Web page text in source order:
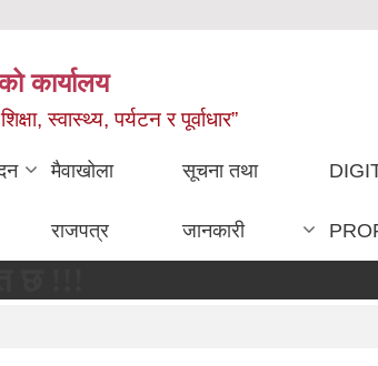
कार्यालय
स्वास्थ्य, पर्यटन र पूर्वाधार”
मैवाखोला
राजपत्र
सूचना तथा
जानकारी